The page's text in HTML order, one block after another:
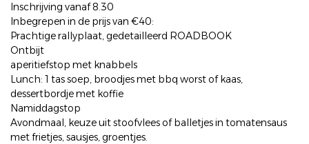
Inschrijving vanaf 8.30
Inbegrepen in de prijs van €40:
Prachtige rallyplaat, gedetailleerd ROADBOOK
Ontbijt
aperitiefstop met knabbels
Lunch: 1 tas soep, broodjes met bbq worst of kaas,
dessertbordje met koffie
Namiddagstop
Avondmaal, keuze uit stoofvlees of balletjes in tomatensaus
met frietjes, sausjes, groentjes.